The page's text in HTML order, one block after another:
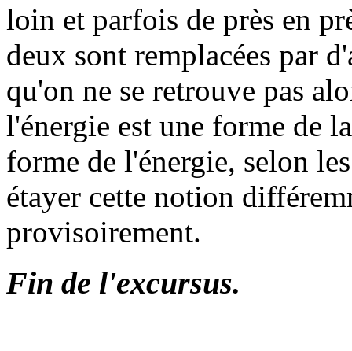
loin et parfois de près en
deux sont remplacées par
qu'on ne se retrouve pas
l'énergie est une forme de
forme de l'énergie, selon
étayer cette notion
provisoirement.
Fin de l'excursus.